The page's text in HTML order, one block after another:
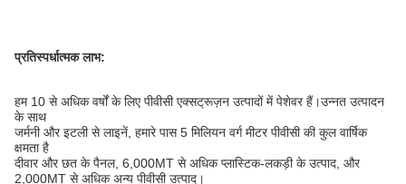
प्रतिस्पर्धात्मक लाभ:
हम 10 से अधिक वर्षों के लिए पीवीसी एक्सट्रूज़न उत्पादों में पेशेवर हैं।उन्नत उत्पादन
के साथ
जर्मनी और इटली से लाइनें, हमारे पास 5 मिलियन वर्ग मीटर पीवीसी की कुल वार्षिक
क्षमता है
दीवार और छत के पैनल, 6,000MT से अधिक प्लास्टिक-लकड़ी के उत्पाद, और
2,000MT से अधिक अन्य पीवीसी उत्पाद।